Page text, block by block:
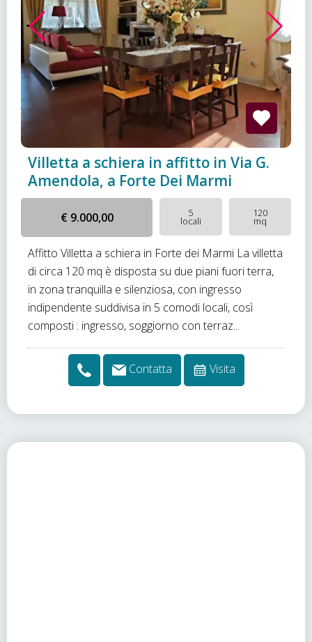
Villetta a schiera in affitto in Via G.
Amendola, a Forte Dei Marmi
€ 9.000,00 5
locali
120
mq
Affitto Villetta a schiera in Forte dei Marmi La villetta
di circa 120 mq è disposta su due piani fuori terra,
in zona tranquilla e silenziosa, con ingresso
indipendente suddivisa in 5 comodi locali, così
composti : ingresso, soggiorno con terraz...
Contatta Visita